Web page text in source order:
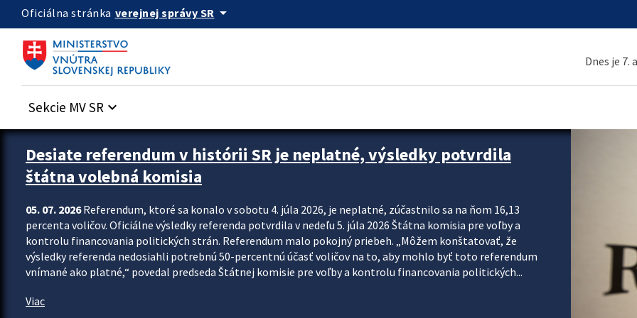
Preskocit na hlavný obsah
Oficiálna stránka verejnej správy SR arrow_drop_down
Dnes je 7.
Sekcie MV SR keyboard_arrow_down
Zastavit automatický posun upútavok
Desiate referendum v histórii SR je neplatné, výsledky potvrdila
štátna volebná komisia
05. 07. 2026Referendum, ktoré sa konalo v sobotu 4. júla 2026, je neplatné, zúčastnilo sa na ňom 16,13
percenta voličov. Oficiálne výsledky referenda potvrdila v nedeľu 5. júla 2026 Štátna komisia pre voľby a
kontrolu financovania politických strán. Referendum malo pokojný priebeh. „Môžem konštatovať, že
výsledky referenda nedosiahli potrebnú 50-percentnú účasť voličov na to, aby mohlo byť toto referendum
vnímané ako platné,“ povedal predseda Štátnej komisie pre voľby a kontrolu financovania politických...
Viac